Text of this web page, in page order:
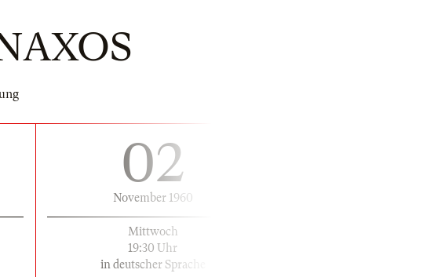
02
November 1960
Mittwoch
19:30 Uhr
in deutscher Sprache